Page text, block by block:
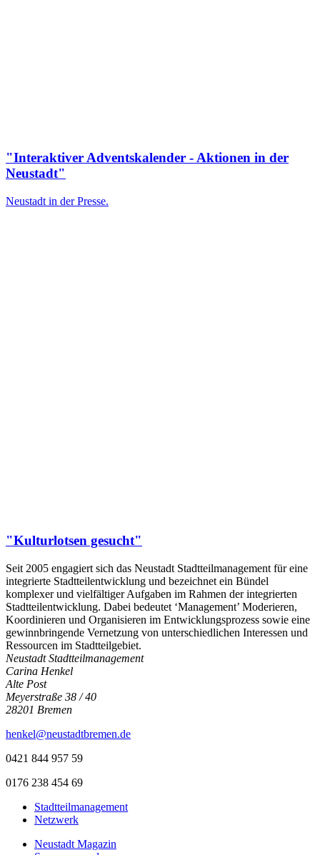
"Interaktiver Adventskalender - Aktionen in der
Neustadt"
Neustadt in der Presse.
"Kulturlotsen gesucht"
Seit 2005 engagiert sich das Neustadt Stadtteilmanagement für eine
integrierte Stadtteilentwicklung und bezeichnet ein Bündel
komplexer und vielfältiger Aufgaben im Rahmen der integrierten
Stadtteilentwicklung. Dabei bedeutet ‘Management’ Moderieren,
Koordinieren und Organisieren im Entwicklungsprozess sowie eine
gewinnbringende Vernetzung von unterschiedlichen Interessen und
Ressourcen im Stadtteilgebiet.
Neustadt Stadtteilmanagement
Carina Henkel
Alte Post
Meyerstraße 38 / 40
28201 Bremen
henkel@neustadtbremen.de
0421 844 957 59
0176 238 454 69
Stadtteilmanagement
Netzwerk
Neustadt Magazin